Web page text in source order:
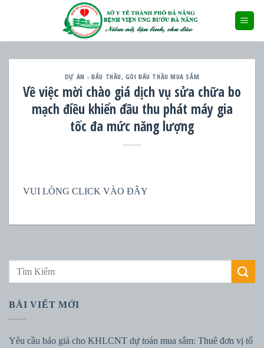
DỰ ÁN - ĐẤU THẦU, GÓI ĐẤU THẦU MUA SẮM
Về việc mời chào giá dịch vụ sửa chữa bo
mạch điều khiển đầu thu phát máy gia
tốc đa mức năng lượng
VUI LÒNG CLICK VÀO ĐÂY
BÀI VIẾT MỚI
Yêu cầu báo giá cho KHLCNT dự toán mua sắm: Thuê đơn vị tổ